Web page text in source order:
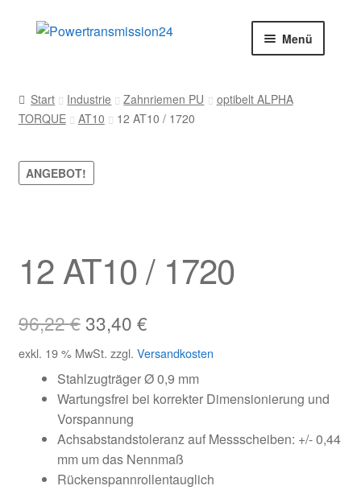
Zur
Zum
Menü
AGB
Blog
Kasse
Kontakt
Kundeninformationen
Mein Konto
Shop
Start Industrie Zahnriemen PU
optibelt ALPHA
TORQUE
AT10 12 AT10 / 1720
ANGEBOT!
12 AT10 / 1720
96,22€ Ursprünglicher
Preis
war:
96,22 €
33,40 €Aktueller
Preis
ist:
33,40 €.
exkl. 19 % MwSt. zzgl. Versandkosten
Stahlzugträger Ø 0,9 mm
Wartungsfrei bei korrekter Dimensionierung und
Vorspannung
Achsabstandstoleranz auf Messscheiben: +/- 0,44
mm um das Nennmaß
Rückenspannrollentauglich